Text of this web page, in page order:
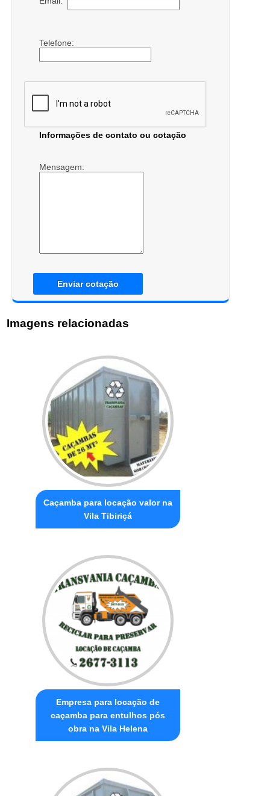
Telefone:
Informações de contato ou cotação
Mensagem:
Enviar cotação
Imagens relacionadas
Caçamba para locação valor na
Vila Tibiriçá
Empresa para locação de
caçamba para entulhos pós
obra na Vila Helena